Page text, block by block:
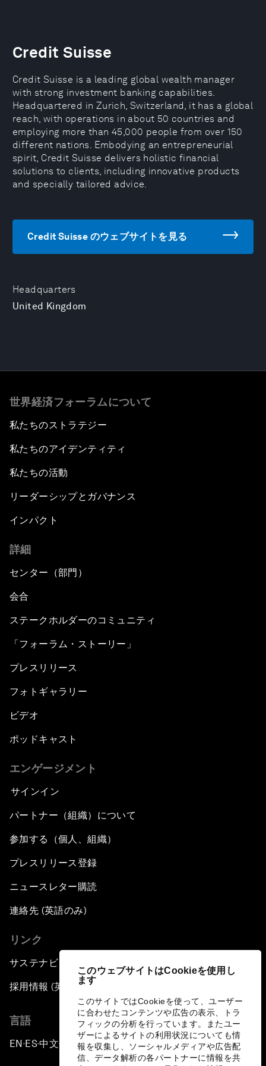
このウェブサイトはCookieを使用し
ます
このサイトではCookieを使って、ユーザー
に合わせたコンテンツや広告の表示、トラ
フィックの分析を行っています。またユー
ザーによるサイトの利用状況についても情
報を収集し、ソーシャルメディアや広告配
信、データ解析の各パートナーに情報を共
Headquarters
United Kingdom
Credit Suisse
Credit Suisse is a leading global wealth manager
with strong investment banking capabilities.
Headquartered in Zurich, Switzerland, it has a global
reach, with operations in about 50 countries and
employing more than 45,000 people from over 150
different nations. Embodying an entrepreneurial
spirit, Credit Suisse delivers holistic financial
solutions to clients, including innovative products
and specially tailored advice.
Credit Suisse のウェブサイトを見る
世界経済フォーラムについて
私たちのストラテジー
私たちのアイデンティティ
私たちの活動
リーダーシップとガバナンス
インパクト
詳細
センター（部門）
会合
ステークホルダーのコミュニティ
「フォーラム・ストーリー」
プレスリリース
フォトギャラリー
ビデオ
ポッドキャスト
エンゲージメント
サインイン
パートナー（組織）について
参加する（個人、組織）
プレスリリース登録
ニュースレター購読
連絡先 (英語のみ)
リンク
サステナビリティへの取り組み
採用情報 (英語のみ)
言語
EN ▪ES▪中文▪ 日本語